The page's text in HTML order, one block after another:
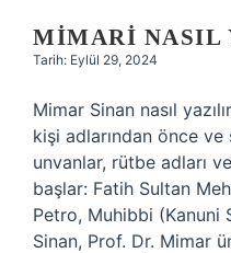
MIMARI NASIL
Tarih: Eylül 29, 2024
Mimar Sinan nasıl
kişi adlarından önce
unvanlar, rütbe adları
başlar: Fatih Sultan
Petro, Muhibbi (Kanuni
Sinan, Prof. Dr. Mimar